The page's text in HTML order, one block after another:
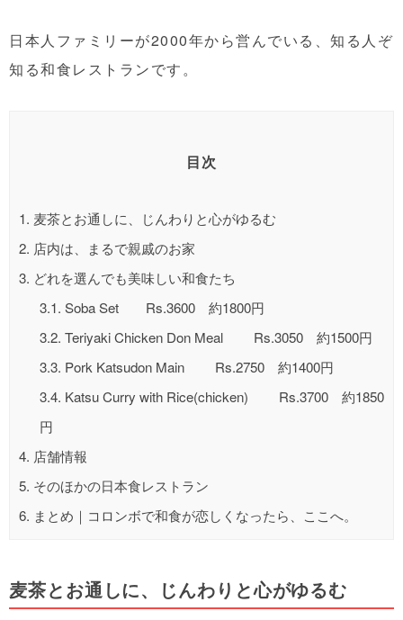
日本人ファミリーが2000年から営んでいる、知る人ぞ
知る和食レストランです。
目次
1. 麦茶とお通しに、じんわりと心がゆるむ
2. 店内は、まるで親戚のお家
3. どれを選んでも美味しい和食たち
3.1. Soba Set Rs.3600 約1800円
3.2. Teriyaki Chicken Don Meal Rs.3050 約1500円
3.3. Pork Katsudon Main Rs.2750 約1400円
3.4. Katsu Curry with Rice(chicken) Rs.3700 約1850
円
4. 店舗情報
5. そのほかの日本食レストラン
6. まとめ｜コロンボで和食が恋しくなったら、ここへ。
麦茶とお通しに、じんわりと心がゆるむ